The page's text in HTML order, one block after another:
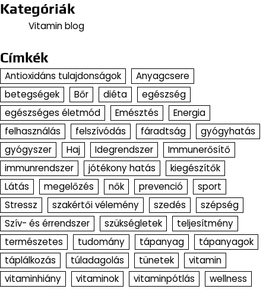
Kategóriák
Vitamin blog
Címkék
Antioxidáns tulajdonságok
Anyagcsere
betegségek
Bőr diéta
egészség
egészséges életmód
Emésztés
Energia
felhasználás
felszívódás fáradtság
gyógyhatás
gyógyszer
Haj Idegrendszer
Immunerősítő
immunrendszer
jótékony hatás
kiegészítők
Látás
megelőzés nők prevenció
sport
Stressz
szakértői vélemény szedés
szépség
Szív- és érrendszer
szükségletek
teljesítmény
természetes
tudomány tápanyag
tápanyagok
táplálkozás
túladagolás tünetek
vitamin
vitaminhiány
vitaminok vitaminpótlás
wellness